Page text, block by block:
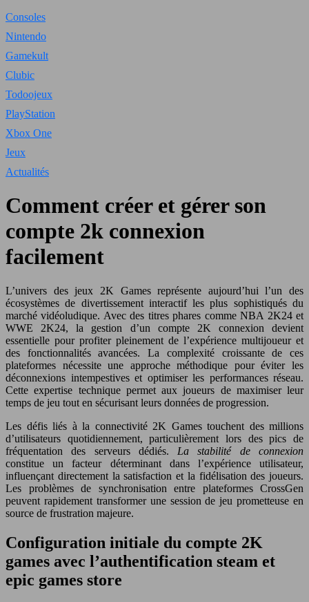
Consoles
Nintendo
Gamekult
Clubic
Todoojeux
PlayStation
Xbox One
Jeux
Actualités
Comment créer et gérer son
compte 2k connexion
facilement
L’univers des jeux 2K Games représente aujourd’hui l’un des
écosystèmes de divertissement interactif les plus sophistiqués du
marché vidéoludique. Avec des titres phares comme NBA 2K24 et
WWE 2K24, la gestion d’un compte 2K connexion devient
essentielle pour profiter pleinement de l’expérience multijoueur et
des fonctionnalités avancées. La complexité croissante de ces
plateformes nécessite une approche méthodique pour éviter les
déconnexions intempestives et optimiser les performances réseau.
Cette expertise technique permet aux joueurs de maximiser leur
temps de jeu tout en sécurisant leurs données de progression.
Les défis liés à la connectivité 2K Games touchent des millions
d’utilisateurs quotidiennement, particulièrement lors des pics de
fréquentation des serveurs dédiés. La stabilité de connexion
constitue un facteur déterminant dans l’expérience utilisateur,
influençant directement la satisfaction et la fidélisation des joueurs.
Les problèmes de synchronisation entre plateformes CrossGen
peuvent rapidement transformer une session de jeu prometteuse en
source de frustration majeure.
Configuration initiale du compte 2K
games avec l’authentification steam et
epic games store